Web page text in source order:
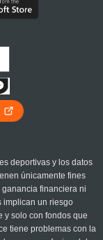
deportivas y los datos
únicamente fines
financiera ni
implican un riesgo
y solo con fondos que
tiene problemas con la